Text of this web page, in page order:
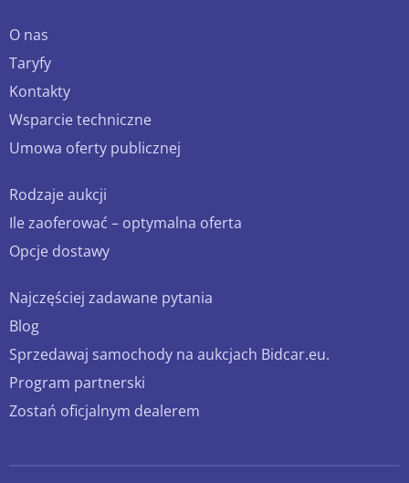
O nas
Taryfy
Kontakty
Wsparcie techniczne
Umowa oferty publicznej
Rodzaje aukcji
Ile zaoferować – optymalna oferta
Opcje dostawy
Najczęściej zadawane pytania
Blog
Sprzedawaj samochody na aukcjach Bidcar.eu.
Program partnerski
Zostań oficjalnym dealerem